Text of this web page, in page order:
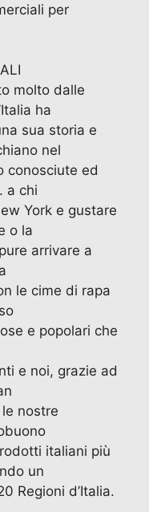
per
molto dalle
ha
sua storia e
nel
conosciute ed
a chi
York e gustare
o la
arrivare a
le cime di rapa
e popolari che
e noi, grazie ad
nostre
italiani più
un
Regioni d’Italia.